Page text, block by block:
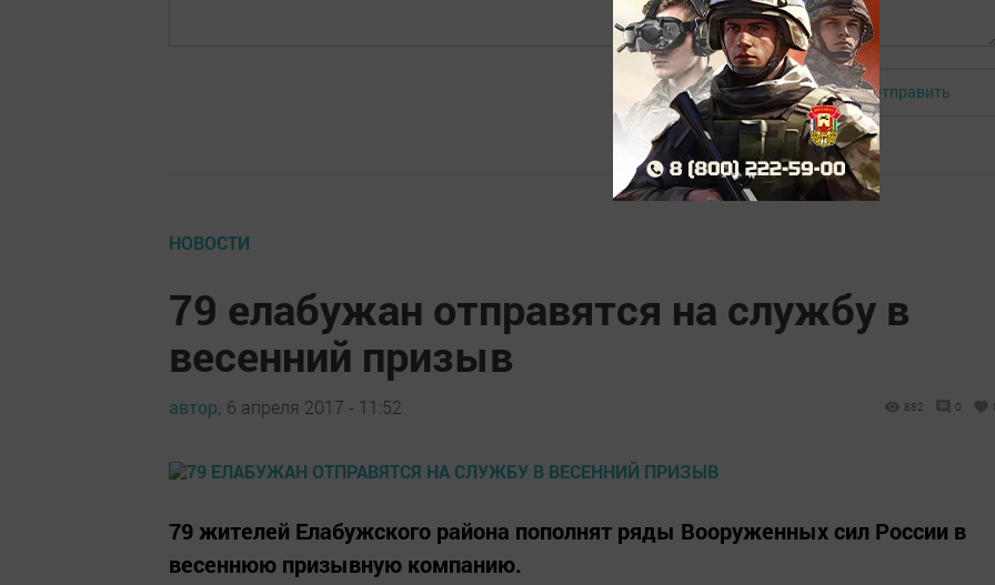
Авторизоваться Отправить
НОВОСТИ
79 елабужан отправятся на службу в
весенний призыв
автор, 6 апреля 2017 - 11:52 882 0
79 жителей Елабужского района пополнят ряды Вооруженных сил России в
весеннюю призывную компанию.